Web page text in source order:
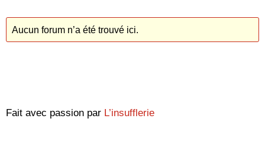
Aucun forum n’a été trouvé ici.
Fait avec passion par L’insufflerie